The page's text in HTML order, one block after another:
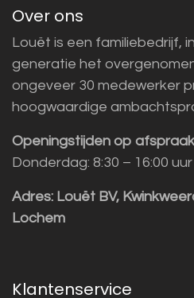
Over ons
Louët is een familiebedrijf,
generatie het
ongeveer 30 medewerker
hoogwaardige
Openingstijden op
Donderdag: 8:30 – 16:00 uur
Adres: Louët BV,
Lochem
Klantenservice